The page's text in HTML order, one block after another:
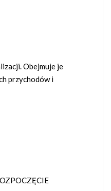
Obejmuje je
przychodów i